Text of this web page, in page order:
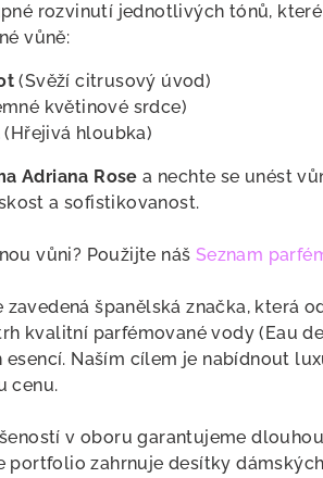
rozvinutí jednotlivých tónů,
vůně:
(Svěží citrusový úvod)
květinové srdce)
(Hřejivá hloubka)
Adriana Rose a nechte se unést
a sofistikovanost.
vůni? Použijte náš Seznam
zavedenášpanělská značka, která
kvalitní parfémované vody (Eau
Naším cílem je nabídnout
cenu.
v oboru garantujeme
portfolio zahrnuje desítky